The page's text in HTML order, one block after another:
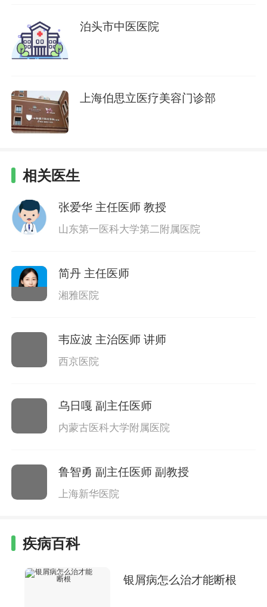
泊头市中医医院
上海伯思立医疗美容门诊部
相关医生
张爱华 主任医师 教授
山东第一医科大学第二附属医院
简丹 主任医师
湘雅医院
韦应波 主治医师 讲师
西京医院
乌日嘎 副主任医师
内蒙古医科大学附属医院
鲁智勇 副主任医师 副教授
上海新华医院
疾病百科
银屑病怎么治才能断根